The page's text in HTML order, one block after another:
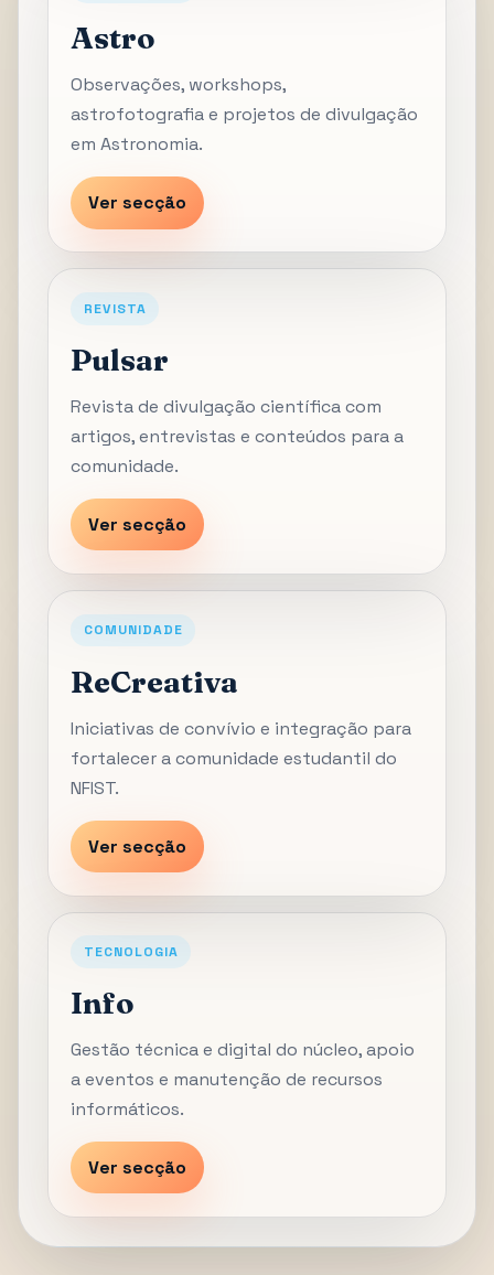
Astro
Observações, workshops,
astrofotografia e projetos de divulgação
em Astronomia.
Ver secção
REVISTA
Pulsar
Revista de divulgação científica com
artigos, entrevistas e conteúdos para a
comunidade.
Ver secção
COMUNIDADE
ReCreativa
Iniciativas de convívio e integração para
fortalecer a comunidade estudantil do
NFIST.
Ver secção
TECNOLOGIA
Info
Gestão técnica e digital do núcleo, apoio
a eventos e manutenção de recursos
informáticos.
Ver secção